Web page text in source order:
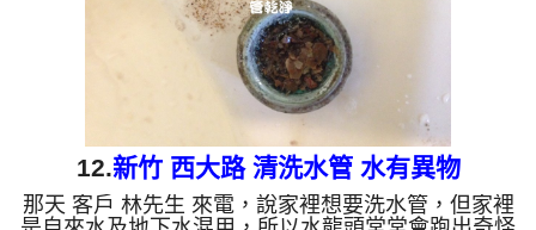
12.新竹 西大路 清洗水管 水有異物
那天 客戶 林先生 來電，說家裡想要洗水管，但家裡